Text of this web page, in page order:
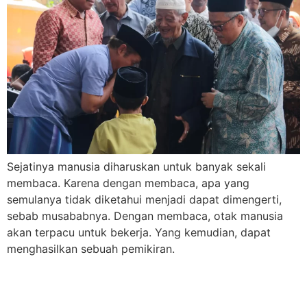
Sejatinya manusia diharuskan untuk banyak sekali
membaca. Karena dengan membaca, apa yang
semulanya tidak diketahui menjadi dapat dimengerti,
sebab musababnya. Dengan membaca, otak manusia
akan terpacu untuk bekerja. Yang kemudian, dapat
menghasilkan sebuah pemikiran.